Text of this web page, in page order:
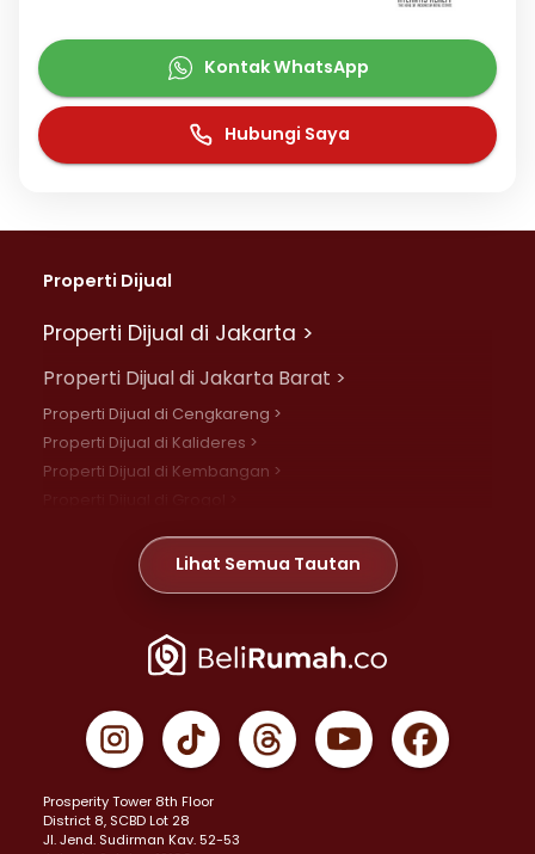
Kontak WhatsApp
Hubungi Saya
Properti Dijual
Properti Dijual di Jakarta >
Properti Dijual di Jakarta Barat >
Properti Dijual di Cengkareng >
Properti Dijual di Kalideres >
Properti Dijual di Kembangan >
Properti Dijual di Meruya >
Properti Dijual di Jelambar >
Properti Dijual di Jakarta Pusat >
Properti Dijual di Gambir >
Properti Dijual di Johar Baru >
Properti Dijual di Menteng >
Properti Dijual di Senen >
Lihat Semua Tautan
Prosperity Tower 8th Floor
District 8, SCBD Lot 28
JI. Jend. Sudirman Kav. 52-53